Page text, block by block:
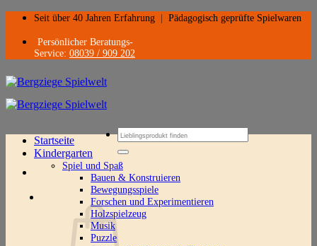
Zum
springen
Seit über 40 Jahren Erfahrung Pädagogisch geprüfte Spielwaren
Persönlicher Beratungs-
Service: 08039 / 909 202
Suchen
nach:
Startseite
Kindergarten
Spiel und Spaß
Bauen & Konstruieren
Bewegungsspiele
Forschen und Experimentieren
Holzspielzeug
Musik
Puzzle